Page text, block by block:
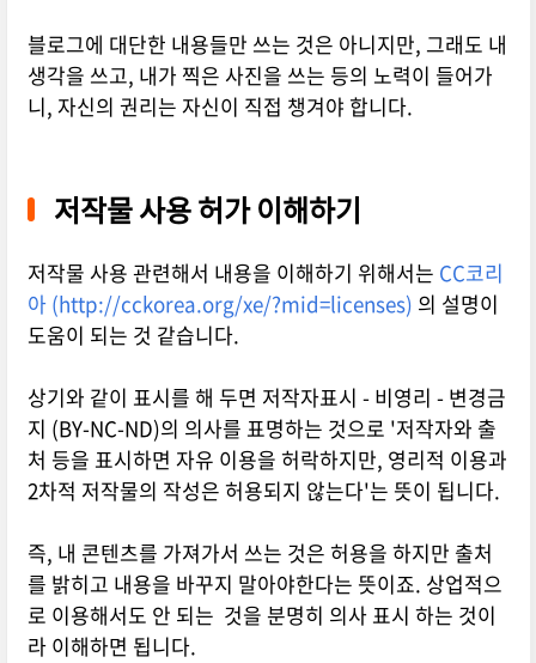
블로그에 대단한 내용들만 쓰는 것은 아니지만, 그래도 내
생각을 쓰고, 내가 찍은 사진을 쓰는 등의 노력이 들어가
니, 자신의 권리는 자신이 직접 챙겨야 합니다.
저작물 사용 허가 이해하기
저작물 사용 관련해서 내용을 이해하기 위해서는 CC코리
아 (http://cckorea.org/xe/?mid=licenses) 의 설명이
도움이 되는 것 같습니다.
상기와 같이 표시를 해 두면 저작자표시 - 비영리 - 변경금
지 (BY-NC-ND)의 의사를 표명하는 것으로 '저작자와 출
처 등을 표시하면 자유 이용을 허락하지만, 영리적 이용과
2차적 저작물의 작성은 허용되지 않는다'는 뜻이 됩니다.
즉, 내 콘텐츠를 가져가서 쓰는 것은 허용을 하지만 출처
를 밝히고 내용을 바꾸지 말아야한다는 뜻이죠. 상업적으
로 이용해서도 안 되는 것을 분명히 의사 표시 하는 것이
라 이해하면 됩니다.